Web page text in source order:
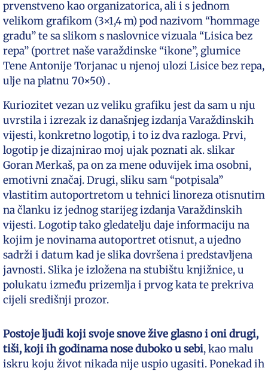
prvenstveno kao organizatorica, ali i s jednom
velikom grafikom (3×1,4 m) pod nazivom “hommage
gradu” te sa slikom s naslovnice vizuala “Lisica bez
repa” (portret naše varaždinske “ikone”, glumice
Tene Antonije Torjanac u njenoj ulozi Lisice bez repa,
ulje na platnu 70×50) .
Kuriozitet vezan uz veliku grafiku jest da sam u nju
uvrstila i izrezak iz današnjeg izdanja Varaždinskih
vijesti, konkretno logotip, i to iz dva razloga. Prvi,
logotip je dizajnirao moj ujak poznati ak. slikar
Goran Merkaš, pa on za mene oduvijek ima osobni,
emotivni značaj. Drugi, sliku sam “potpisala”
vlastitim autoportretom u tehnici linoreza otisnutim
na članku iz jednog starijeg izdanja Varaždinskih
vijesti. Logotip tako gledatelju daje informaciju na
kojim je novinama autoportret otisnut, a ujedno
sadrži i datum kad je slika dovršena i predstavljena
javnosti. Slika je izložena na stubištu knjižnice, u
polukatu između prizemlja i prvog kata te prekriva
cijeli središnji prozor.
Postoje ljudi koji svoje snove žive glasno i oni drugi,
tiši, koji ih godinama nose duboko u sebi, kao malu
iskru koju život nikada nije uspio ugasiti. Ponekad ih